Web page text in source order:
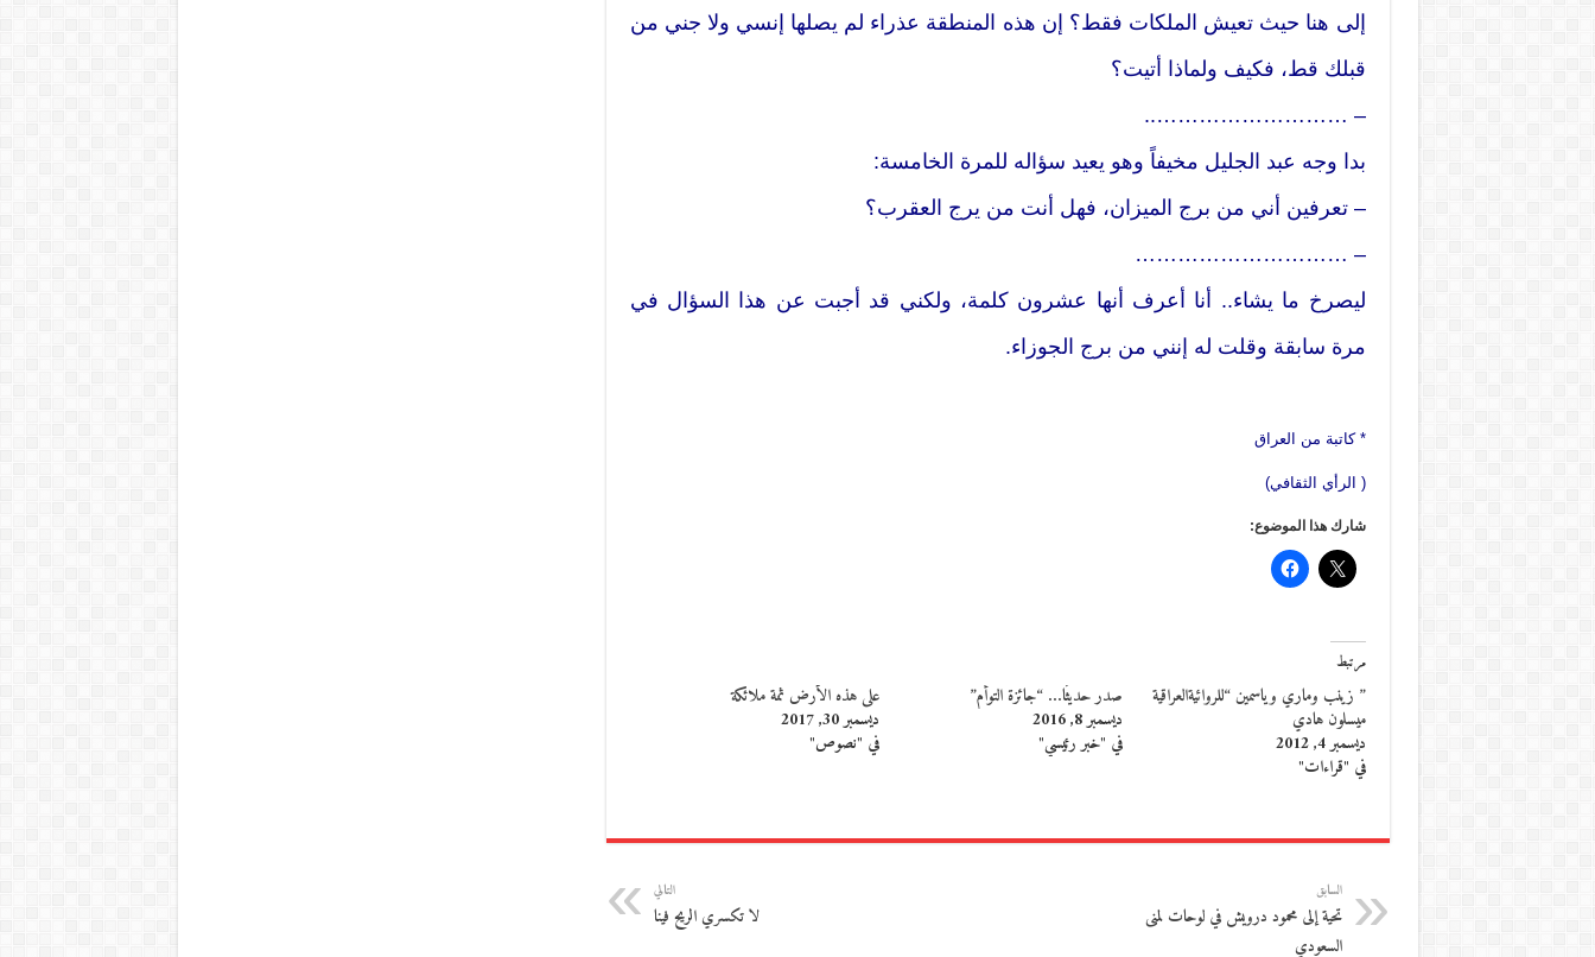
إلى هنا حيث تعيش الملكات فقط؟ إن هذه المنطقة عذراء لم يصلها إنسي ولا جني من
قبلك قط، فكيف ولماذا أتيت؟
– ………………………..
بدا وجه عبد الجليل مخيفاً وهو يعيد سؤاله للمرة الخامسة:
– تعرفين أني من برج الميزان، فهل أنت من يرج العقرب؟
– …………………………
ليصرخ ما يشاء.. أنا أعرف أنها عشرون كلمة، ولكني قد أجبت عن هذا السؤال في
مرة سابقة وقلت له إنني من برج الجوزاء.
* كاتبة من العراق
( الرأي الثقافي)
شارك هذا الموضوع:
مرتبط
” زينب وماري وياسمين “للروائيةالعراقية
ميسلون هادي
ديسمبر 4, 2012
في "قراءات"
صدر حديثًا… “جائزة التوأم”
ديسمبر 8, 2016
في "خبر رئيسي"
على هذه الأرض ثمة ملائكة
ديسمبر 30, 2017
في "نصوص"
السابق
تحية إلى محمود درويش في لوحات لمنى
السعودي
التالي
لا تكسري الريح فينا